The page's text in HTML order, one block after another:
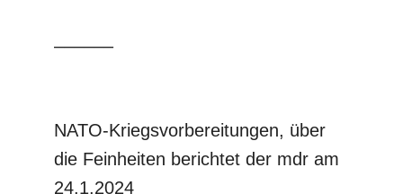
––––––
NATO-Kriegsvorbereitungen, über
die Feinheiten berichtet der mdr am
24.1.2024